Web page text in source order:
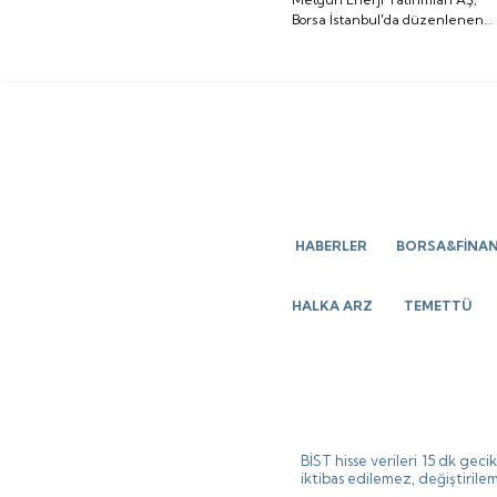
başlayacak.
düzenlenen gong
Borsa İstanbul'da düzenlenen
HABERLER
HALKA ARZ
TEMETTÜ
BİST hisse verileri 15 dk
iktibas edilemez,